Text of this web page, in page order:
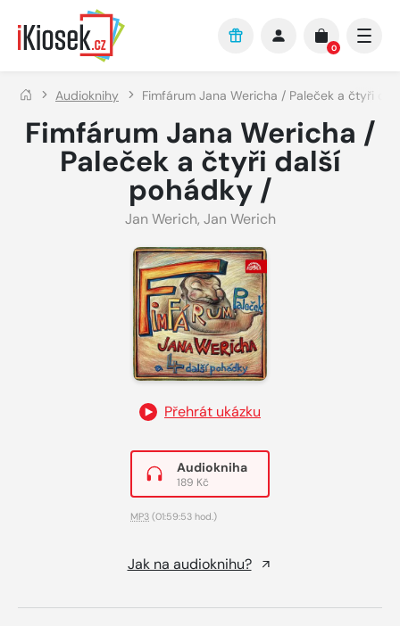
Přejít na hlavní obsah
0
Audioknihy Fimfárum Jana Wericha / Paleček a čtyři
Fimfárum Jana Wericha /
Paleček a čtyři další
pohádky /
Jan Werich, Jan Werich
Přehrát ukázku
Audiokniha
189 Kč
MP3 (01:59:53 hod.)
Jak na audioknihu?